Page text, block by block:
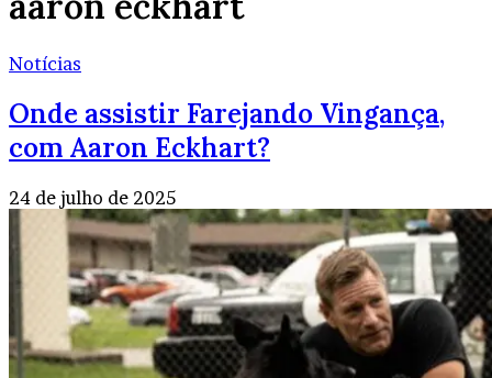
Notícias
Onde assistir Farejando Vingança,
com Aaron Eckhart?
24 de julho de 2025